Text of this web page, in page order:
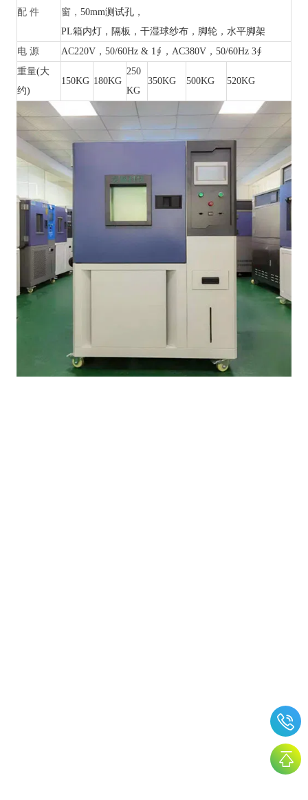
配 件
窗， 50mm测试孔，
PL箱内灯，隔板，干湿球纱布，脚轮，水平脚架
电 源
AC220V，50/60Hz & 1∮，AC380V，50/60Hz 3∮
重量(大
约)
150KG 180KG
250
KG
350KG 500KG 520KG